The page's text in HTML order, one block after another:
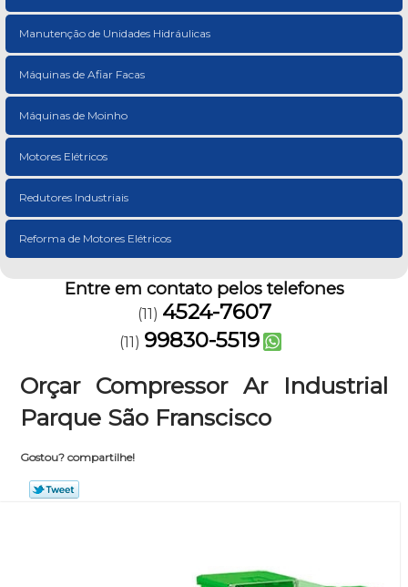
Manutenção de Unidades Hidráulicas
Máquinas de Afiar Facas
Máquinas de Moinho
Motores Elétricos
Redutores Industriais
Reforma de Motores Elétricos
Entre em contato pelos telefones
(11) 4524-7607
(11) 99830-5519
Orçar Compressor Ar Industrial
Parque São Franscisco
Gostou? compartilhe!